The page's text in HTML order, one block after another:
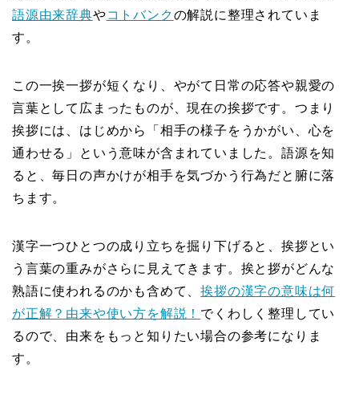
語源由来辞典やコトバンクの解説に整理されていま
す。
この一挨一拶が短くなり、やがて日常の応答や親愛の
言葉として広まったものが、現在の挨拶です。つまり
挨拶には、はじめから「相手の様子をうかがい、心を
通わせる」という意味が含まれていました。語源を知
ると、毎日の声かけが相手を気づかう行為だと腑に落
ちます。
漢字一つひとつの成り立ちを掘り下げると、挨拶とい
う言葉の重みがさらに見えてきます。挨と拶がどんな
熟語に使われるのかも含めて、挨拶の漢字の意味は何
が正解？由来や使い方を解説！ でくわしく整理してい
るので、由来をもっと知りたい場合の参考になりま
す。